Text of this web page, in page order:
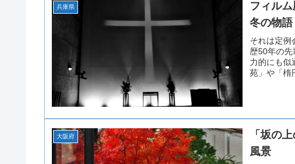
兵庫県
フィル
冬の物語
それは定例
歴50年の
力的にも似
苑」や「楕
大阪府
「坂の
風景